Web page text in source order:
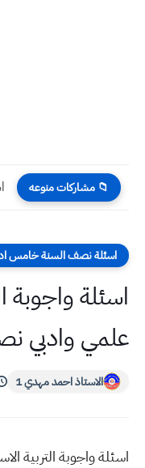
📁 مشاركات منوعه
اسئلة نصف السنة خامس
اسئلة واجوبة
علمي وادبي
الاستاذ احمد مهدي 1
اسئلة واجوبة التربية